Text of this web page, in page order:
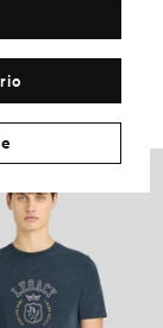
dare un tocco di